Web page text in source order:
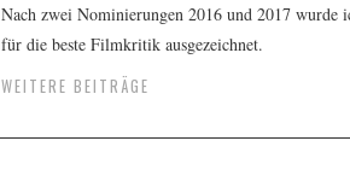
Nach zwei Nominierungen 2016 und 2017 wurde
für die beste Filmkritik ausgezeichnet.
WEITERE BEITRÄGE